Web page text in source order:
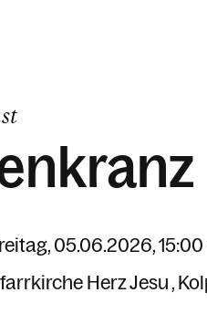
05.06.2026,
Herz Jesu